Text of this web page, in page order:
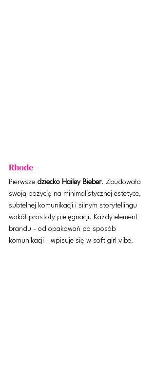
Rhode
Pierwsze dziecko Hailey Bieber. Zbudowała
swoją pozycję na minimalistycznej estetyce,
subtelnej komunikacji i silnym storytellingu
wokół prostoty pielęgnacji. Każdy element
brandu - od opakowań po sposób
komunikacji - wpisuje się w soft girl vibe.